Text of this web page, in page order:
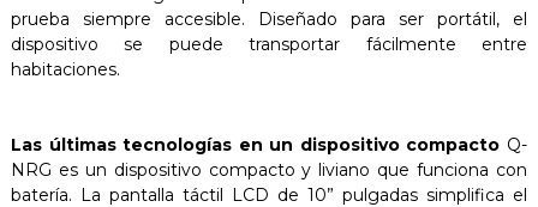
prueba siempre accesible. Diseñado para ser portátil, el
dispositivo se puede transportar fácilmente entre
habitaciones.
Las últimas tecnologías en un dispositivo compacto Q-
NRG es un dispositivo compacto y liviano que funciona con
batería. La pantalla táctil LCD de 10” pulgadas simplifica el